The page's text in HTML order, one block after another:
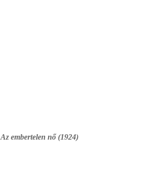
Az embertelen nő (1924)